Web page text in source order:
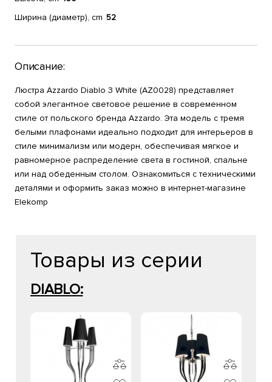
Ширина (диаметр), cm 52
Описание:
Люстра Azzardo Diablo 3 White (AZ0028) представляет
собой элегантное световое решение в современном
стиле от польского бренда Azzardo. Эта модель с тремя
белыми плафонами идеально подходит для интерьеров в
стиле минимализм или модерн, обеспечивая мягкое и
равномерное распределение света в гостиной, спальне
или над обеденным столом. Ознакомиться с техническими
деталями и оформить заказ можно в интернет-магазине
Elekomp
Товары из серии
DIABLO: